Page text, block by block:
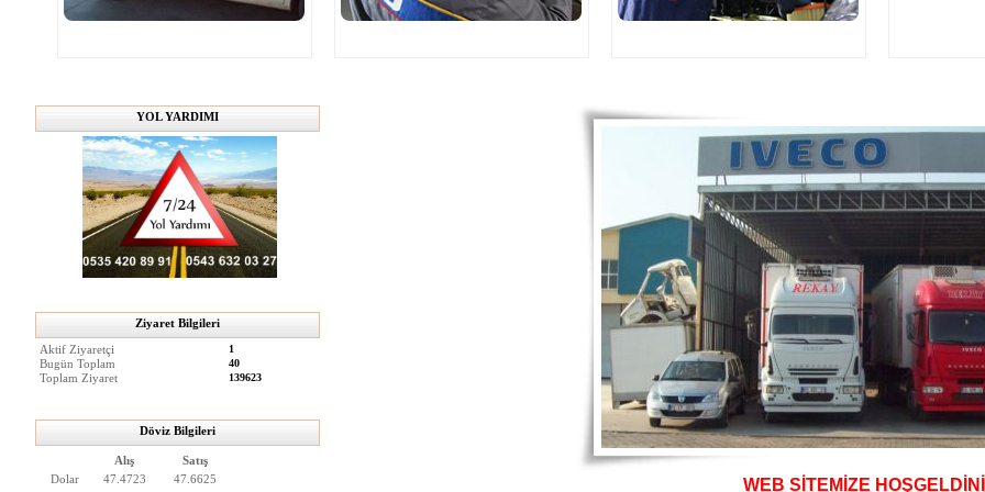
YOL YARDIMI
Ziyaret Bilgileri
Aktif Ziyaretçi
1
Bugün Toplam 40
Toplam Ziyaret 139623
Döviz Bilgileri
Alış
Satış
Dolar
47.4723
47.6625
WEB SİTEMİZE